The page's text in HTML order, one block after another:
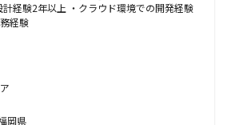
計経験2年以上 ・クラウド環境での開発経験
経験
岡県